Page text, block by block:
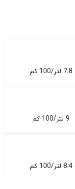
7.8 لتر/100 كم
9 لتر/100 كم
8.4 لتر/100 كم